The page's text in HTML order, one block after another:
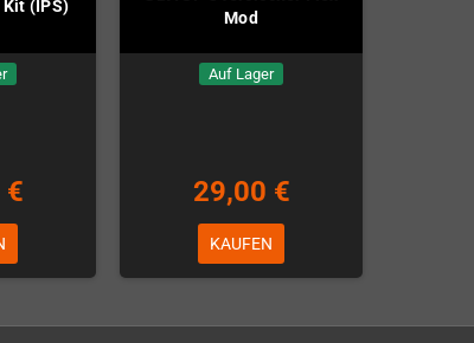
Kit (IPS)
€
Mod
Auf Lager
29,00 €
KAUFEN